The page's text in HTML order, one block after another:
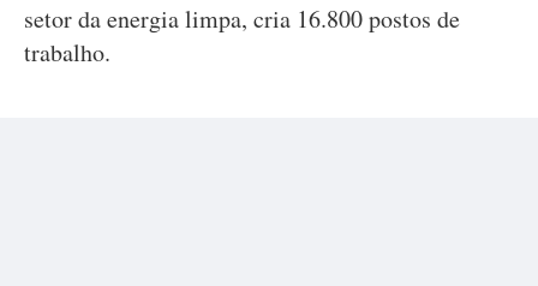
setor da energia limpa, cria 16.800 postos de
trabalho.